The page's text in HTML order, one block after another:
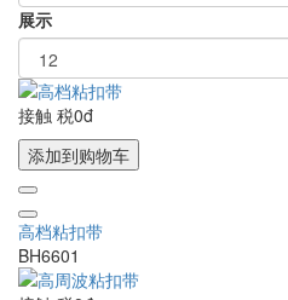
展示
接触 税0đ
添加到购物车
高档粘扣带
BH6601